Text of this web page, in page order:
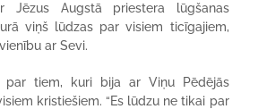
Jēzus Augstā priestera lūgšanas
viņš lūdzas par visiem ticīgajiem,
ar Sevi.
par tiem, kuri bija ar Viņu Pēdējās
kristiešiem. “Es lūdzu ne tikai par